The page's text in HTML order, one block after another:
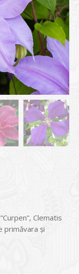
Clematis
primăvara și